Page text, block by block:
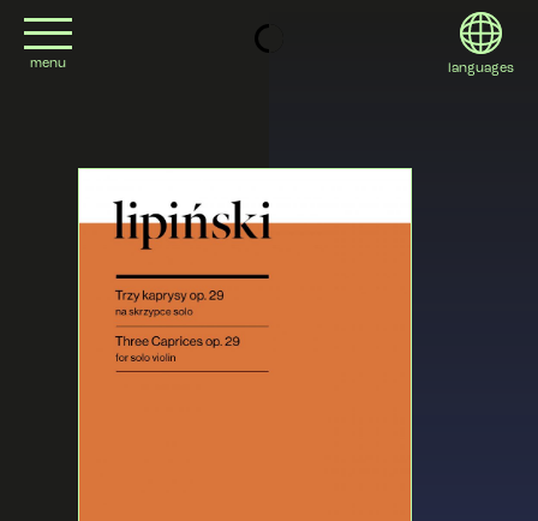
menu languages
English
Deutsch
Italiano
project
editions